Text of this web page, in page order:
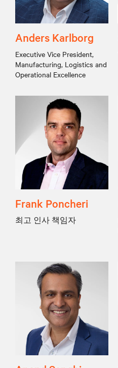
Anders Karlborg
Executive Vice President,
Manufacturing, Logistics and
Operational Excellence
Frank Poncheri
최고 인사 책임자